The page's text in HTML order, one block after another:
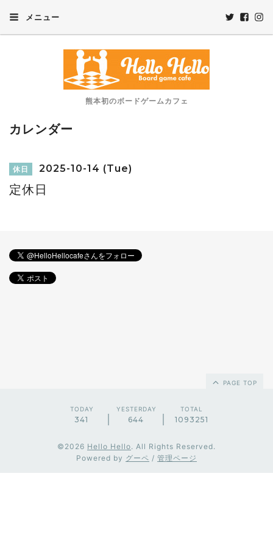
メニュー
熊本初のボードゲームカフェ
カレンダー
休日 2025-10-14 (Tue)
定休日
PAGE TOP
TODAY
341
YESTERDAY
644
TOTAL
1093251
©2026 Hello Hello. All Rights Reserved.
Powered by グーペ / 管理ページ